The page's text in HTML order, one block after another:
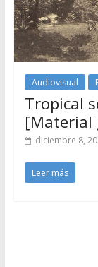
Audiovisual
Tropical
[Material
diciembre 8,
Leer más